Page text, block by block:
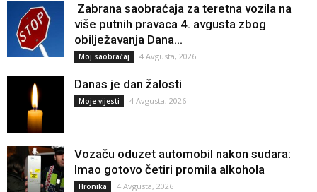
Zabrana saobraćaja za teretna vozila na
više putnih pravaca 4. avgusta zbog
obilježavanja Dana...
Moj saobraćaj 4 Avgusta, 2026
Danas je dan žalosti
Moje vijesti 4 Avgusta, 2026
Vozaču oduzet automobil nakon sudara:
Imao gotovo četiri promila alkohola
Hronika 4 Avgusta, 2026